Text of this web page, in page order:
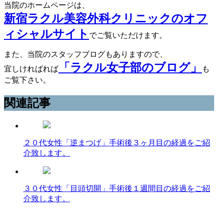
当院のホームページは、
新宿ラクル美容外科クリニックのオフ
ィシャルサイト でご覧いただけます。
また、当院のスタッフブログもありますので、
宜しければれば
「ラクル女子部のブログ」
も
ご覧下さい。
関連記事
２０代女性「逆まつげ」手術後３ヶ月目の経過をご紹
介致します。
３０代女性「目頭切開」手術後１週間目の経過をご紹
介致します。